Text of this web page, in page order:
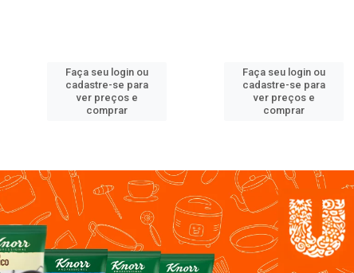
Faça seu login ou
cadastre-se para
ver preços e
comprar
Faça seu login ou
cadastre-se para
ver preços e
comprar